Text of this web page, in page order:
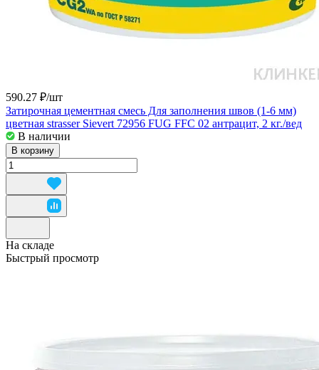
590.27 ₽/шт
Затирочная цементная смесь Для заполнения швов (1-6 мм)
цветная strasser Sievert 72956 FUG FFC 02 антрацит, 2 кг./вед
В наличии
В корзину
На складе
Быстрый просмотр